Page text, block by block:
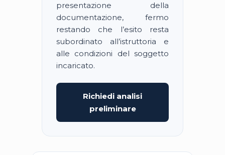
presentazione della
documentazione, fermo
restando che l’esito resta
subordinato all’istruttoria e
alle condizioni del soggetto
incaricato.
Richiedi analisi
preliminare